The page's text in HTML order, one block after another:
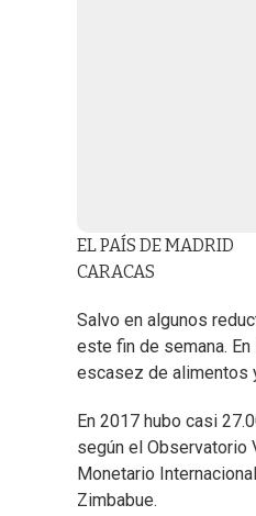
EL PAÍS DE MADRID
CARACAS
Salvo en algunos
este fin de semana.
escasez de alimentos
En 2017 hubo casi
según el Observatorio
Monetario
Zimbabue.